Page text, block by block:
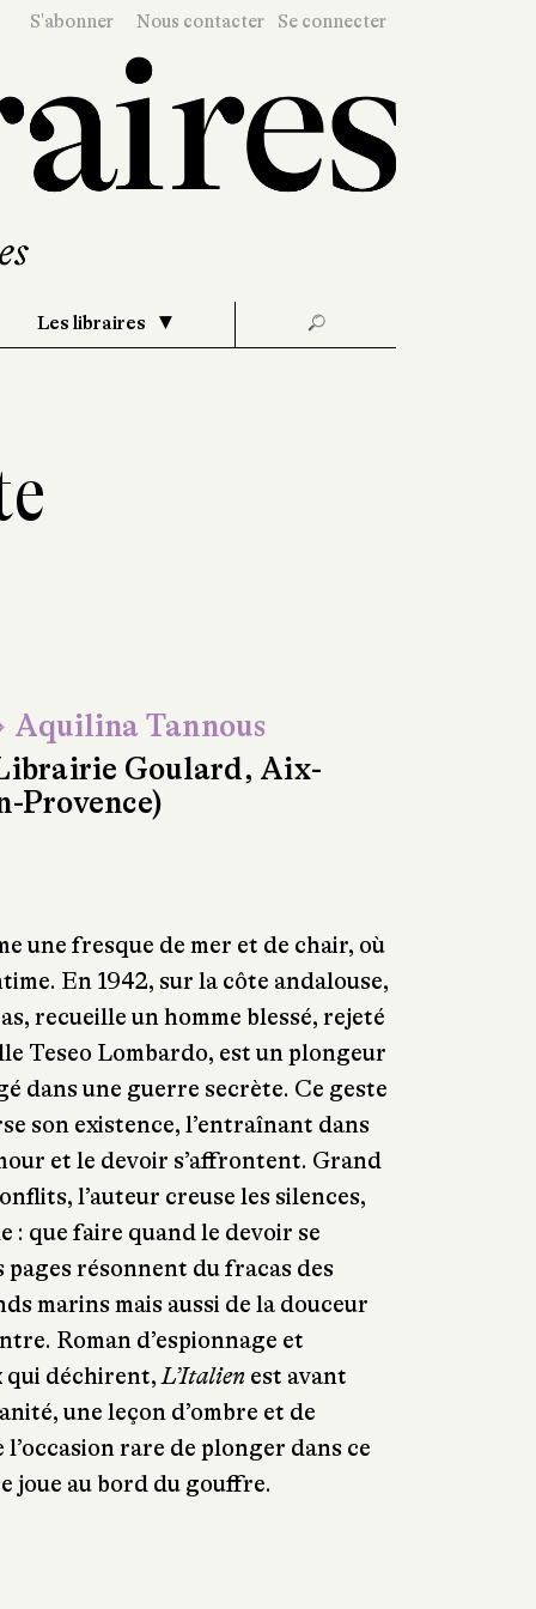
S'abonner Nous contacter Se connecter
Les libraires 🔎
Tannous
Goulard, Aix-
Provence)
une fresque de mer et de chair, où
En 1942, sur la côte andalouse,
recueille un homme blessé, rejeté
Teseo Lombardo, est un plongeur
dans une guerre secrète. Ce geste
son existence, l’entraînant dans
et le devoir s’affrontent. Grand
l’auteur creuse les silences,
: que faire quand le devoir se
pages résonnent du fracas des
marins mais aussi de la douceur
Roman d’espionnage et
qui déchirent,L’Italien est avant
une leçon d’ombre et de
rare de plonger dans ce
joue au bord du gouffre.